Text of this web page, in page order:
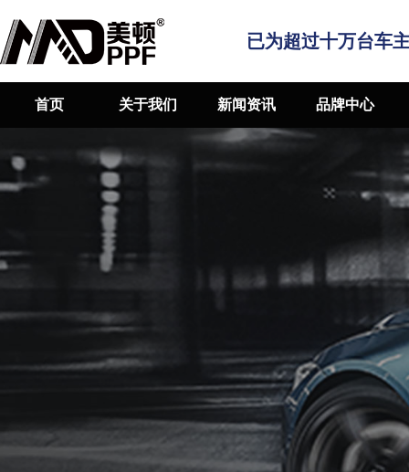
已为超过十万台车
首页 关于我们 新闻资讯 品牌中心